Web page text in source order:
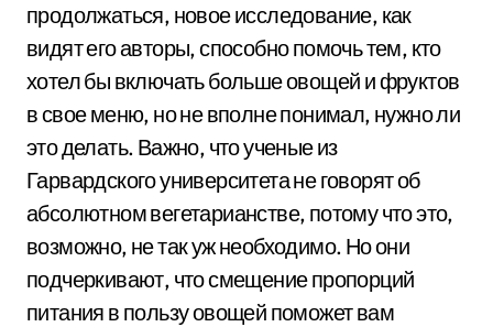
продолжаться, новое исследование, как
видят его авторы, способно помочь тем, кто
хотел бы включать больше овощей и фруктов
в свое меню, но не вполне понимал, нужно ли
это делать. Важно, что ученые из
Гарвардского университета не говорят об
абсолютном вегетарианстве, потому что это,
возможно, не так уж необходимо. Но они
подчеркивают, что смещение пропорций
питания в пользу овощей поможет вам